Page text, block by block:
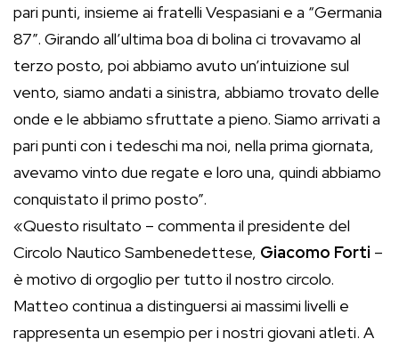
pari punti, insieme ai fratelli Vespasiani e a “Germania
87”. Girando all’ultima boa di bolina ci trovavamo al
terzo posto, poi abbiamo avuto un’intuizione sul
vento, siamo andati a sinistra, abbiamo trovato delle
onde e le abbiamo sfruttate a pieno. Siamo arrivati a
pari punti con i tedeschi ma noi, nella prima giornata,
avevamo vinto due regate e loro una, quindi abbiamo
conquistato il primo posto”.
«Questo risultato – commenta il presidente del
Circolo Nautico Sambenedettese, Giacomo Forti –
è motivo di orgoglio per tutto il nostro circolo.
Matteo continua a distinguersi ai massimi livelli e
rappresenta un esempio per i nostri giovani atleti. A